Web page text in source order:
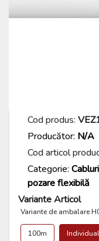
Cod produs:
Producător: N/A
Cod articol
Categorie:
pozare flexibilă
Variante Articol
Variante de ambalare
100m